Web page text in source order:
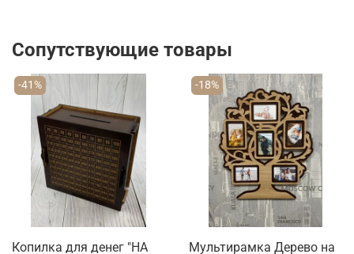
Сопутствующие товары
-41%
Копилка для денег "НА
-18%
Мультирамка Дерево на